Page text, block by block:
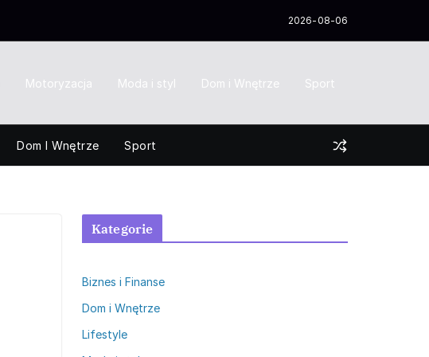
2026-08-06
Motoryzacja Moda i styl Dom i Wnętrze Sport
Dom I Wnętrze Sport
Kategorie
Biznes i Finanse
Dom i Wnętrze
Lifestyle